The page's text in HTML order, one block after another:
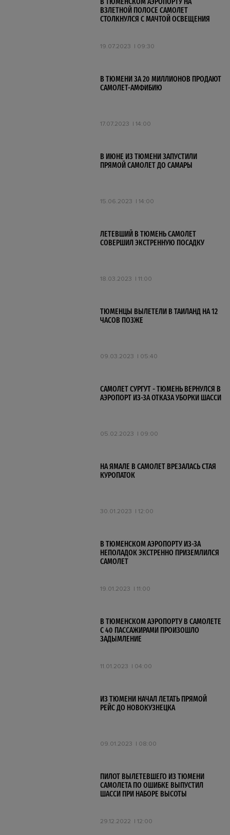
ВЗЛЕТНОЙ ПОЛОСЕ САМОЛЕТ
СТОЛКНУЛСЯ С МАЧТОЙ ОСВЕЩЕНИЯ
19.07.2023 09:30
В ТЮМЕНИ ЗА 20 МИЛЛИОНОВ ПРОДАЮТ
САМОЛЕТ-АМФИБИЮ
17.07.2023 14:00
В ИЮНЕ ИЗ ТЮМЕНИ ЗАПУСТИЛИ
ПРЯМОЙ САМОЛЕТ ДО САМАРЫ
15.06.2023 14:00
ЛЕТЕВШИЙ В ТЮМЕНЬ САМОЛЕТ
СОВЕРШИЛ ЭКСТРЕННУЮ ПОСАДКУ
18.03.2023 11:00
ТЮМЕНЦЫ ВЫЛЕТЕЛИ В ТАИЛАНД НА 12
ЧАСОВ ПОЗЖЕ
09.03.2023 05:40
САМОЛЕТ СУРГУТ - ТЮМЕНЬ ВЕРНУЛСЯ В
АЭРОПОРТ ИЗ-ЗА ОТКАЗА УБОРКИ ШАССИ
05.02.2023 09:00
НА ЯМАЛЕ В САМОЛЕТ ВРЕЗАЛАСЬ СТАЯ
КУРОПАТОК
30.01.2023 12:00
В ТЮМЕНСКОМ АЭРОПОРТУ ИЗ-ЗА
НЕПОЛАДОК ЭКСТРЕННО ПРИЗЕМЛИЛСЯ
САМОЛЕТ
19.01.2023 11:00
В ТЮМЕНСКОМ АЭРОПОРТУ В САМОЛЕТЕ
С 40 ПАССАЖИРАМИ ПРОИЗОШЛО
ЗАДЫМЛЕНИЕ
11.01.2023 04:00
ИЗ ТЮМЕНИ НАЧАЛ ЛЕТАТЬ ПРЯМОЙ
РЕЙС ДО НОВОКУЗНЕЦКА
09.01.2023 08:00
ПИЛОТ ВЫЛЕТЕВШЕГО ИЗ ТЮМЕНИ
САМОЛЕТА ПО ОШИБКЕ ВЫПУСТИЛ
ШАССИ ПРИ НАБОРЕ ВЫСОТЫ
29.12.2022 12:00